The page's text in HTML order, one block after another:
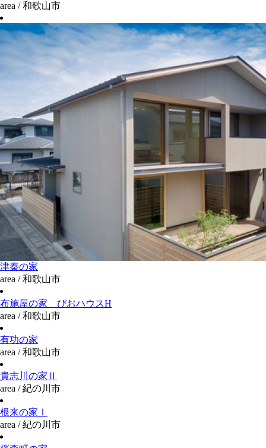
area / 和歌山市
津秦の家
area / 和歌山市
布施屋の家 びおハウスH
area / 和歌山市
有功の家
area / 和歌山市
貴志川の家Ⅱ
area / 紀の川市
根来の家Ⅰ
area / 紀の川市